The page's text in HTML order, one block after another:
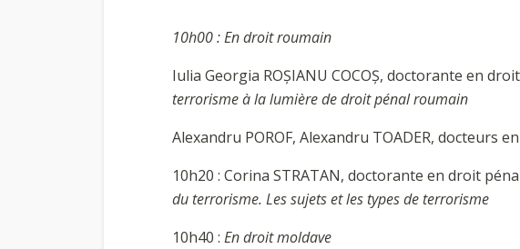
10h00 : En droit roumain
Iulia Georgia ROŞIANU COCOŞ, doctorante en
terrorisme à la lumière de droit pénal roumain
Alexandru POROF, Alexandru TOADER, docteurs
10h20 : Corina STRATAN, doctorante en droit
du terrorisme. Les sujets et les types de terrorisme
10h40 : En droit moldave